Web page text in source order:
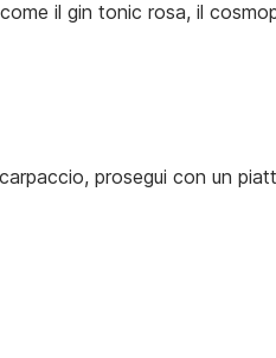
il gin tonic rosa, il
prosegui con un